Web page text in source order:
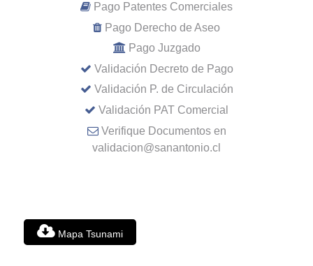
Pago Patentes Comerciales
Pago Derecho de Aseo
Pago Juzgado
Validación Decreto de Pago
Validación P. de Circulación
Validación PAT Comercial
Verifique Documentos en
validacion@sanantonio.cl
Mapa Tsunami